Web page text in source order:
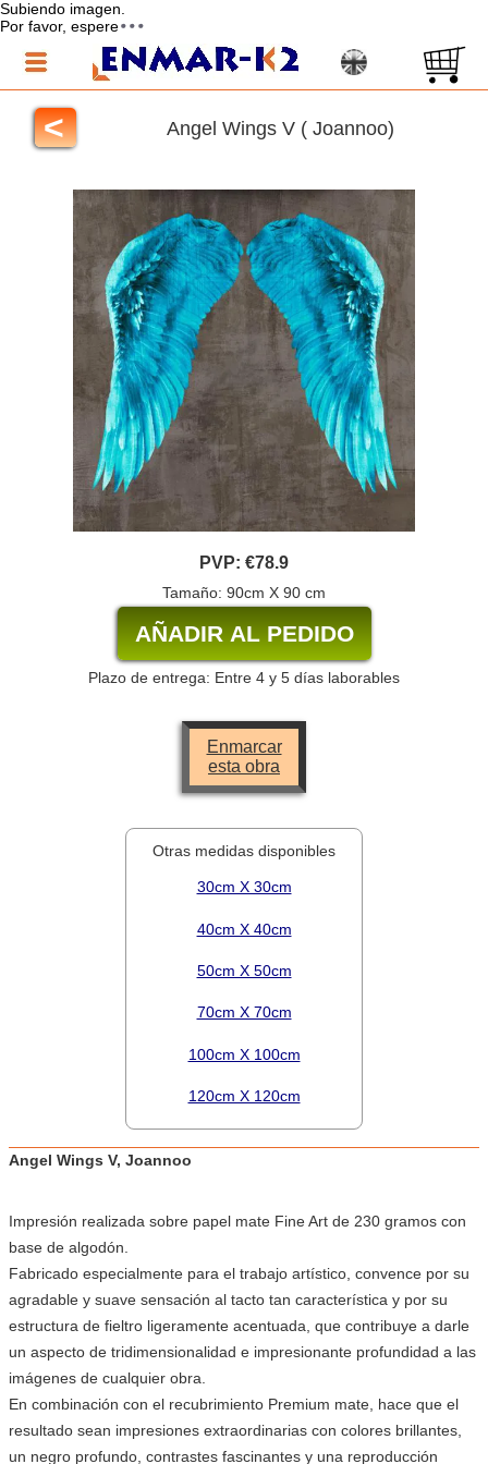
Subiendo imagen.
Por favor, espere
< Angel Wings V ( Joannoo)
PVP: €78.9
Tamaño: 90cm X 90 cm
Plazo de entrega: Entre 4 y 5 días laborables
Enmarcar
esta obra
Otras medidas disponibles
30cm X 30cm
40cm X 40cm
50cm X 50cm
70cm X 70cm
100cm X 100cm
120cm X 120cm
Angel Wings V, Joannoo
Impresión realizada sobre papel mate Fine Art de 230 gramos con
base de algodón.
Fabricado especialmente para el trabajo artístico, convence por su
agradable y suave sensación al tacto tan característica y por su
estructura de fieltro ligeramente acentuada, que contribuye a darle
un aspecto de tridimensionalidad e impresionante profundidad a las
imágenes de cualquier obra.
En combinación con el recubrimiento Premium mate, hace que el
resultado sean impresiones extraordinarias con colores brillantes,
un negro profundo, contrastes fascinantes y una reproducción